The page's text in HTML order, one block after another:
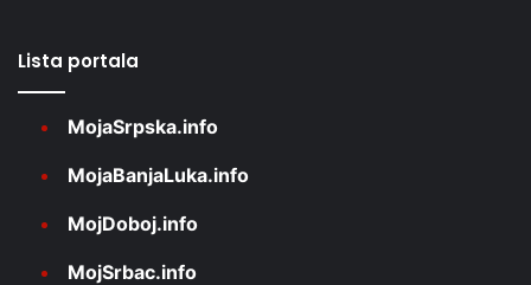
Lista portala
MojaSrpska.info
MojaBanjaLuka.info
MojDoboj.info
MojSrbac.info